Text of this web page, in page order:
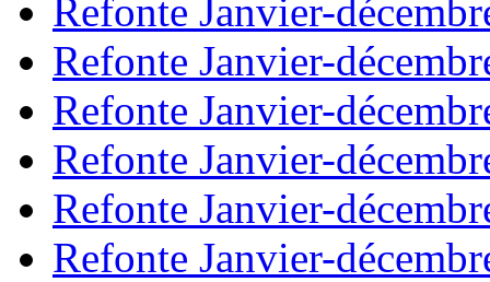
Refonte Janvier-
Refonte Janvier-
Refonte Janvier-
Refonte Janvier-
Refonte Janvier-
Refonte Janvier-